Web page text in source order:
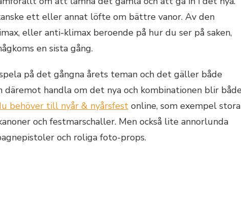
ett eller annat löfte om bättre vanor. Av den
eller anti-klimax beroende på hur du ser på saken,
en sista gång.
på det gångna årets teman och det gäller både
däremot handla om det nya och kombinationen blir
behöver till nyår & nyårsfest online, som exempel stora
och festmarschaller. Men också lite annorlunda
och roliga foto-props.